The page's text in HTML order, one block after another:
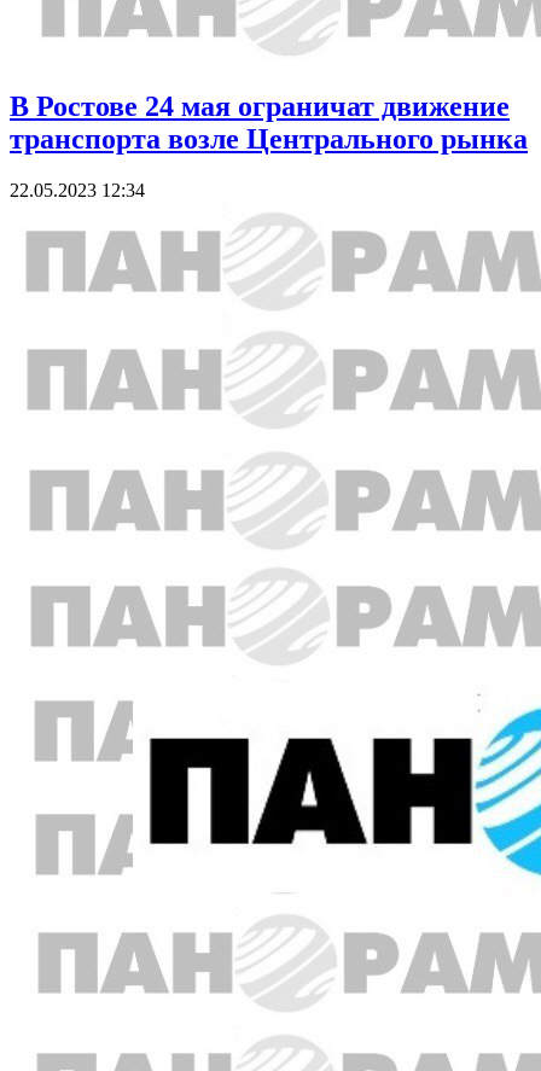
В Ростове 24 мая ограничат движение
транспорта возле Центрального рынка
22.05.2023 12:34